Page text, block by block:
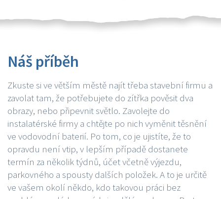
Náš příběh
Zkuste si ve větším městě najít třeba stavební firmu a
zavolat tam, že potřebujete do zítřka pověsit dva
obrazy, nebo připevnit světlo. Zavolejte do
instalatérské firmy a chtějte po nich vyměnit těsnění
ve vodovodní baterií. Po tom, co je ujistíte, že to
opravdu není vtip, v lepším případě dostanete
termín za několik týdnů, účet včetně výjezdu,
parkovného a spousty dalších položek. A to je určitě
ve vašem okolí někdo, kdo takovou práci bez